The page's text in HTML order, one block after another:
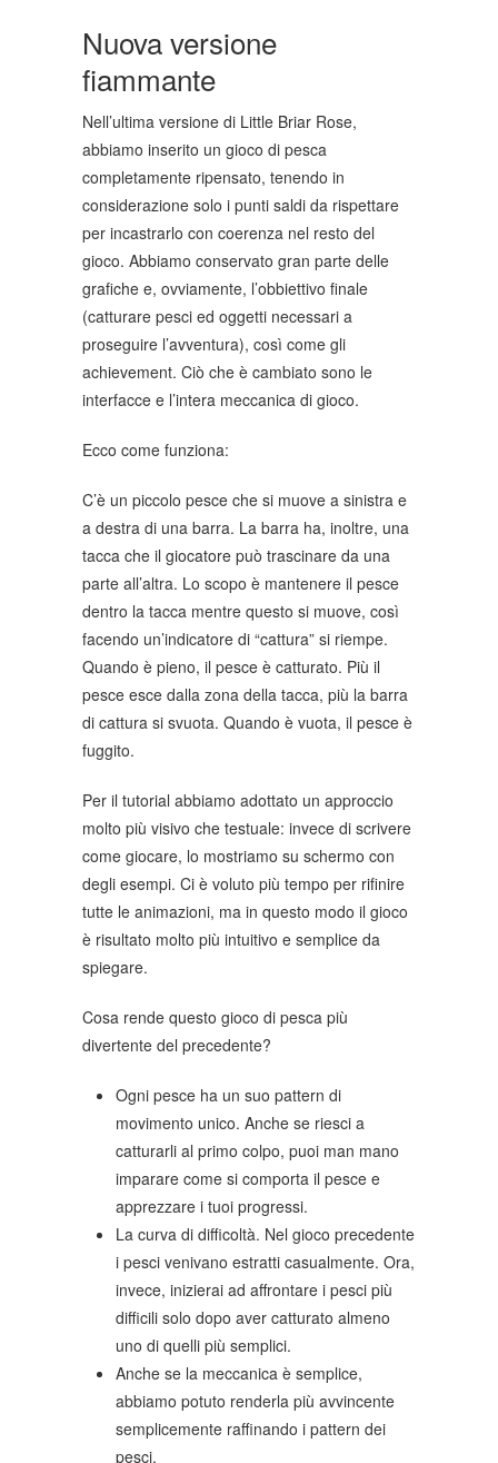
Nuova versione
fiammante
Nell’ultima versione di Little Briar Rose,
abbiamo inserito un gioco di pesca
completamente ripensato, tenendo in
considerazione solo i punti saldi da rispettare
per incastrarlo con coerenza nel resto del
gioco. Abbiamo conservato gran parte delle
grafiche e, ovviamente, l’obbiettivo finale
(catturare pesci ed oggetti necessari a
proseguire l’avventura), così come gli
achievement. Ciò che è cambiato sono le
interfacce e l’intera meccanica di gioco.
Ecco come funziona:
C’è un piccolo pesce che si muove a sinistra e
a destra di una barra. La barra ha, inoltre, una
tacca che il giocatore può trascinare da una
parte all’altra. Lo scopo è mantenere il pesce
dentro la tacca mentre questo si muove, così
facendo un’indicatore di “cattura” si riempe.
Quando è pieno, il pesce è catturato. Più il
pesce esce dalla zona della tacca, più la barra
di cattura si svuota. Quando è vuota, il pesce è
fuggito.
Per il tutorial abbiamo adottato un approccio
molto più visivo che testuale: invece di scrivere
come giocare, lo mostriamo su schermo con
degli esempi. Ci è voluto più tempo per rifinire
tutte le animazioni, ma in questo modo il gioco
è risultato molto più intuitivo e semplice da
spiegare.
Cosa rende questo gioco di pesca più
divertente del precedente?
Ogni pesce ha un suo pattern di
movimento unico. Anche se riesci a
catturarli al primo colpo, puoi man mano
imparare come si comporta il pesce e
apprezzare i tuoi progressi.
La curva di difficoltà. Nel gioco precedente
i pesci venivano estratti casualmente. Ora,
invece, inizierai ad affrontare i pesci più
difficili solo dopo aver catturato almeno
uno di quelli più semplici.
Anche se la meccanica è semplice,
abbiamo potuto renderla più avvincente
semplicemente raffinando i pattern dei
pesci.